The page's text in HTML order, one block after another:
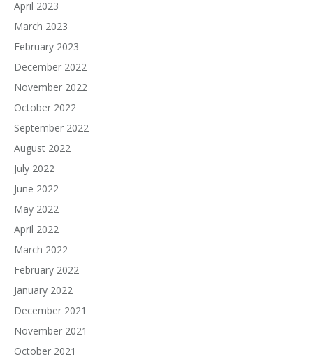
April 2023
March 2023
February 2023
December 2022
November 2022
October 2022
September 2022
August 2022
July 2022
June 2022
May 2022
April 2022
March 2022
February 2022
January 2022
December 2021
November 2021
October 2021